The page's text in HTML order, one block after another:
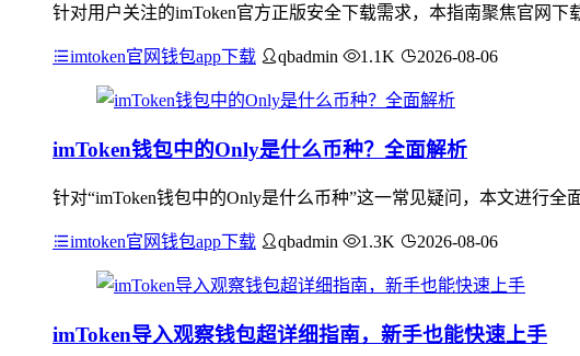
针对用户关注的imToken官方正版安全下载需求，本指南聚焦官网
imtoken官网钱包app下载 qbadmin 1.1K 2026-08-06
imToken钱包中的Only是什么币种？全面解析
针对“imToken钱包中的Only是什么币种”这一常见疑问，本文进行
imtoken官网钱包app下载 qbadmin 1.3K 2026-08-06
imToken导入观察钱包超详细指南，新手也能快速上手